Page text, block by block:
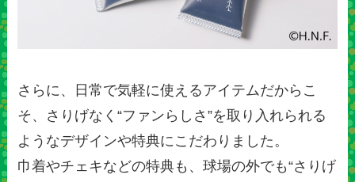
さらに、日常で気軽に使えるアイテムだからこ
そ、さりげなく“ファンらしさ”を取り入れられる
ようなデザインや特典にこだわりました。
巾着やチェキなどの特典も、球場の外でも“さりげ